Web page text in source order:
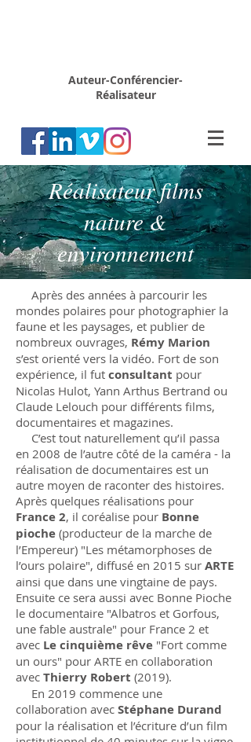
Auteur-Conférencier-
Réalisateur
Réalisateur films
nature &
environnement
Après des années à parcourir les
mondes polaires pour photographier la
faune et les paysages, et publier de
nombreux ouvrages, Rémy Marion
s’est orienté vers la vidéo. Fort de son
expérience, il fut consultant pour
Nicolas Hulot, Yann Arthus Bertrand ou
Claude Lelouch pour différents films,
documentaires et magazines.
C’est tout naturellement qu’il passa
en 2008 de l’autre côté de la caméra - la
réalisation de documentaires est un
autre moyen de raconter des histoires.
Après quelques réalisations pour
France 2, il coréalise pour Bonne
pioche (producteur de la marche de
l’Empereur) "Les métamorphoses de
l’ours polaire", diffusé en 2015 sur ARTE
ainsi que dans une vingtaine de pays.
Ensuite ce sera aussi avec Bonne Pioche
le documentaire "Albatros et Gorfous,
une fable australe" pour France 2 et
avec Le cinquième rêve "Fort comme
un ours" pour ARTE en collaboration
avec Thierry Robert (2019).
En 2019 commence une
collaboration avec Stéphane Durand
pour la réalisation et l’écriture d’un film